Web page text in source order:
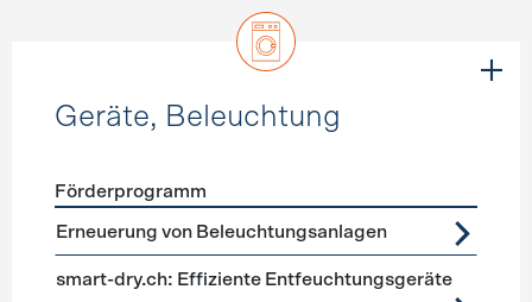
Geräte, Beleuchtung
Förderprogramme Geräte, Beleuchtung
Förderprogramm
Erneuerung von Beleuchtungsanlagen
smart-dry.ch: Effiziente Entfeuchtungsgeräte